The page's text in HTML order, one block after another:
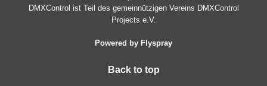
DMXControl ist Teil des gemein­nützigen Vereins DMXControl
Projects e.V.
Powered by Flyspray
Back to top